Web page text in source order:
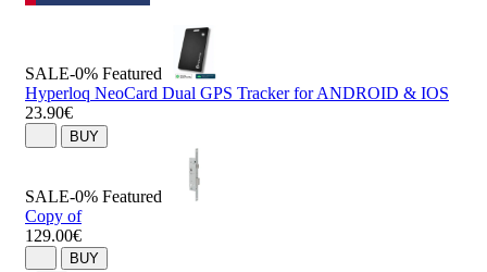
SALE-0% Featured
Hyperloq NeoCard Dual GPS Tracker for ANDROID & IOS
23.90€
BUY
SALE-0% Featured
Copy of
129.00€
BUY